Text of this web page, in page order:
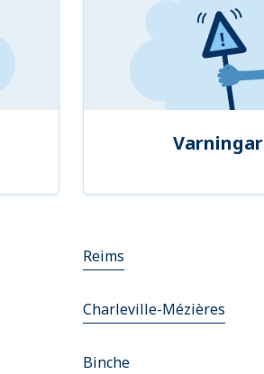
Varningar
Reims
Charleville-Mézières
Binche